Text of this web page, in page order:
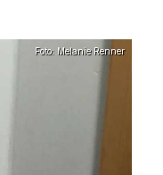
Foto: Melanie Renner